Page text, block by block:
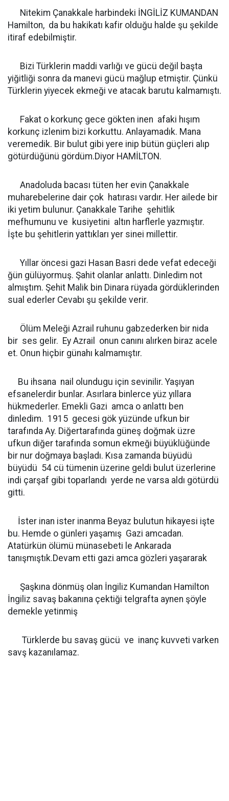
Nitekim Çanakkale harbindeki İNGİLİZ KUMANDAN
Hamilton, da bu hakikatı kafir olduğu halde şu şekilde
itiraf edebilmiştir.
Bizi Türklerin maddi varlığı ve gücü değil başta
yiğitliği sonra da manevi gücü mağlup etmiştir. Çünkü
Türklerin yiyecek ekmeği ve atacak barutu kalmamıştı.
Fakat o korkunç gece gökten inen afaki hışım
korkunç izlenim bizi korkuttu. Anlayamadık. Mana
veremedik. Bir bulut gibi yere inip bütün güçleri alıp
götürdüğünü gördüm.Diyor HAMİLTON.
Anadoluda bacası tüten her evin Çanakkale
muharebelerine dair çok hatırası vardır. Her ailede bir
iki yetim bulunur. Çanakkale Tarihe şehitlik
mefhumunu ve kusiyetini altın harflerle yazmıştır.
İşte bu şehitlerin yattıkları yer sinei millettir.
Yıllar öncesi gazi Hasan Basri dede vefat edeceği
ğün gülüyormuş. Şahit olanlar anlattı. Dinledim not
almıştım. Şehit Malik bin Dinara rüyada gördüklerinden
sual ederler Cevabı şu şekilde verir.
Ölüm Meleği Azrail ruhunu gabzederken bir nida
bir ses gelir. Ey Azrail onun canını alırken biraz acele
et. Onun hiçbir günahı kalmamıştır.
Bu ihsana nail olundugu için sevinilir. Yaşıyan
efsanelerdir bunlar. Asırlara binlerce yüz yıllara
hükmederler. Emekli Gazi amca o anlattı ben
dinledim. 1915 gecesi gök yüzünde ufkun bir
tarafında Ay. Diğertarafında güneş doğmak üzre
ufkun diğer tarafında somun ekmeği büyüklüğünde
bir nur doğmaya başladı. Kısa zamanda büyüdü
büyüdü 54 cü tümenin üzerine geldi bulut üzerlerine
indi çarşaf gibi toparlandı yerde ne varsa aldı götürdü
gitti.
İster inan ister inanma Beyaz bulutun hikayesi işte
bu. Hemde o günleri yaşamış Gazi amcadan.
Atatürkün ölümü münasebeti le Ankarada
tanışmıştık.Devam etti gazi amca gözleri yaşararak
Şaşkına dönmüş olan İngiliz Kumandan Hamilton
İngiliz savaş bakanına çektiği telgrafta aynen şöyle
demekle yetinmiş
Türklerde bu savaş gücü ve inanç kuvveti varken
savş kazanılamaz.